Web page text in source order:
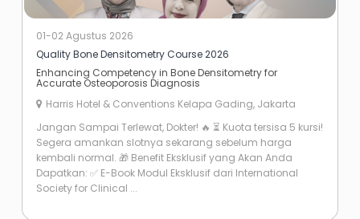
01-02 Agustus 2026
Quality Bone Densitometry Course 2026
Enhancing Competency in Bone Densitometry for
Accurate Osteoporosis Diagnosis
Harris Hotel & Conventions Kelapa Gading, Jakarta
Jangan Sampai Terlewat, Dokter! 🔥 ⏳ Kuota tersisa 5 kursi!
Segera amankan slotnya sekarang sebelum harga
kembali normal. 🎁 Benefit Eksklusif yang Akan Anda
Dapatkan: ✅ E-Book Modul Eksklusif dari International
Society for Clinical ...